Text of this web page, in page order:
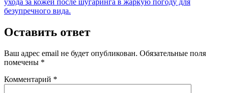
ухода за кожей после шугаринга в жаркую погоду для
безупречного вида.
Оставить ответ
Ваш адрес email не будет опубликован. Обязательные поля
помечены *
Комментарий *